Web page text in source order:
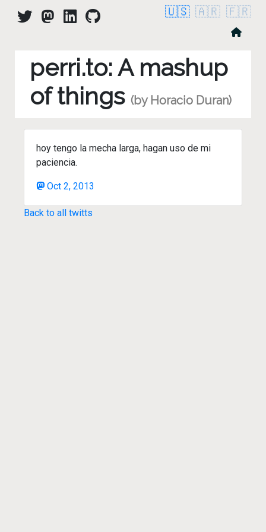
🇺🇸 🇦🇷 🇫🇷
perri.to: A mashup
of things (by Horacio Duran)
hoy tengo la mecha larga, hagan uso de mi
paciencia.
Oct 2, 2013
Back to all twitts